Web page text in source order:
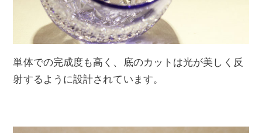
単体での完成度も高く、底のカットは光が美しく反
射するように設計されています。